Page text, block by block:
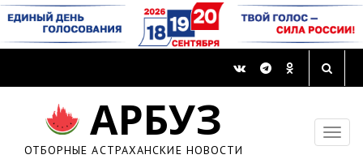
АРБУЗ
ОТБОРНЫЕ АСТРАХАНСКИЕ НОВОСТИ